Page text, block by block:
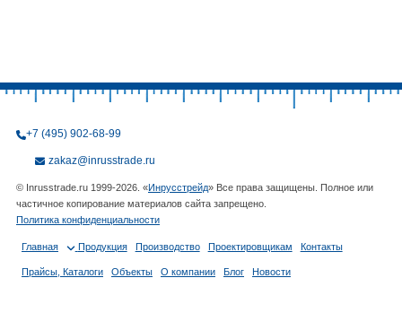
+7 (495) 902-68-99
zakaz@inrusstrade.ru
© Inrusstrade.ru 1999-2026. «Инрусстрейд» Все права защищены. Полное или
частичное копирование материалов сайта запрещено.
Политика конфиденциальности
Главная Продукция Производство Проектировщикам Контакты
Прайсы, Каталоги Объекты О компании Блог Новости